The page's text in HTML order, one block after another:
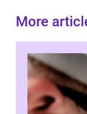
More